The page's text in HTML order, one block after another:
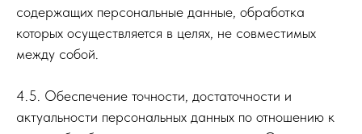
содержащих персональные данные, обработка
которых осуществляется в целях, не совместимых
между собой.
4.5. Обеспечение точности, достаточности и
актуальности персональных данных по отношению к